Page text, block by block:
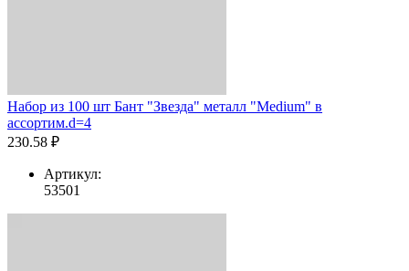
Набор из 100 шт Бант "Звезда" металл "Medium" в
ассортим.d=4
230.58 ₽
Артикул:
53501